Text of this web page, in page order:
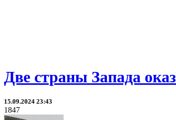
Две страны Запада
15.09.2024 23:43
1847